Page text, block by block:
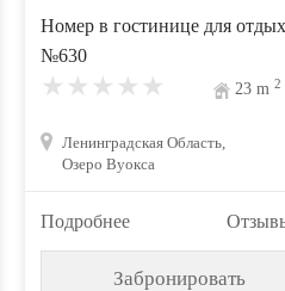
Номер в гостинице для
№630
23m 2
Ленинградская Область,
Озеро Вуокса
Подробнее
Забронировать